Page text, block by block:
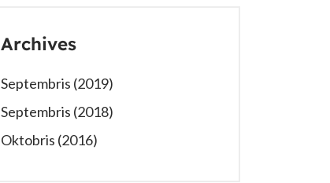
Archives
Septembris (2019)
Septembris (2018)
Oktobris (2016)